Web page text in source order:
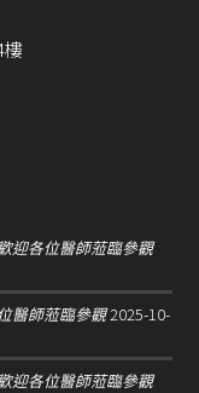
樓
迎各位醫師蒞臨參觀
醫師蒞臨參觀2025-10-
迎各位醫師蒞臨參觀